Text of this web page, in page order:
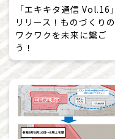
「エキキタ通信 Vol.16」
リリース！ものづくりの
ワクワクを未来に繋ご
う！